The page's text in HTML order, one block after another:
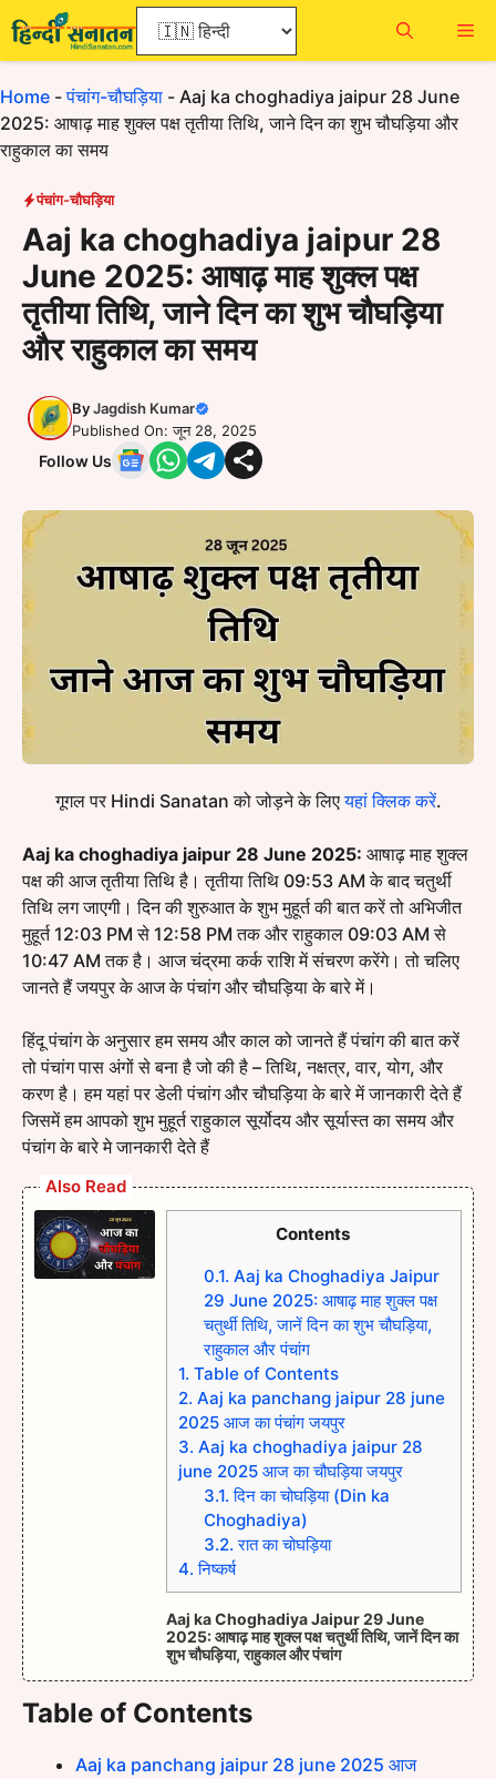
to
content
Home -पंचांग-चौघड़िया - Aaj ka choghadiya jaipur 28 June
2025: आषाढ़ माह शुक्ल पक्ष तृतीया तिथि, जाने दिन का शुभ चौघड़िया और
राहुकाल का समय
पंचांग-चौघड़िया
Aaj ka choghadiya jaipur 28
June 2025: आषाढ़ माह शुक्ल पक्ष
तृतीया तिथि, जाने दिन का शुभ चौघड़िया
और राहुकाल का समय
ByJagdish Kumar
Published On: जून 28, 2025
Follow Us
गूगल पर Hindi Sanatan को जोड़ने के लिएयहां क्लिक करें.
Aaj ka choghadiya jaipur 28 June 2025: आषाढ़ माह शुक्ल
पक्ष की आज तृतीया तिथि है। तृतीया तिथि 09:53 AM के बाद चतुर्थी
तिथि लग जाएगी। दिन की शुरुआत के शुभ मुहूर्त की बात करें तो अभिजीत
मुहूर्त 12:03 PM से 12:58 PM तक और राहुकाल 09:03 AM से
10:47 AM तक है। आज चंद्रमा कर्क राशि में संचरण करेंगे। तो चलिए
जानते हैं जयपुर के आज के पंचांग और चौघड़िया के बारे में।
हिंदू पंचांग के अनुसार हम समय और काल को जानते हैं पंचांग की बात करें
तो पंचांग पास अंगों से बना है जो की है – तिथि, नक्षत्र, वार, योग, और
करण है। हम यहां पर डेली पंचांग और चौघड़िया के बारे में जानकारी देते हैं
जिसमें हम आपको शुभ मुहूर्त राहुकाल सूर्योदय और सूर्यास्त का समय और
पंचांग के बारे मे जानकारी देते हैं
Also Read
Contents
0.1. Aaj ka Choghadiya Jaipur
29 June 2025: आषाढ़ माह शुक्ल पक्ष
चतुर्थी तिथि, जानें दिन का शुभ चौघड़िया,
राहुकाल और पंचांग
1. Table of Contents
2. Aaj ka panchang jaipur 28 june
2025 आज का पंचांग जयपुर
3. Aaj ka choghadiya jaipur 28
june 2025 आज का चौघड़िया जयपुर
3.1. दिन का चोघड़िया (Din ka
Choghadiya)
3.2. रात का चोघड़िया
4. निष्कर्ष
Aaj ka Choghadiya Jaipur 29 June
2025: आषाढ़ माह शुक्ल पक्ष चतुर्थी तिथि, जानें दिन का
शुभ चौघड़िया, राहुकाल और पंचांग
Table of Contents
Aaj ka panchang jaipur 28 june 2025 आज